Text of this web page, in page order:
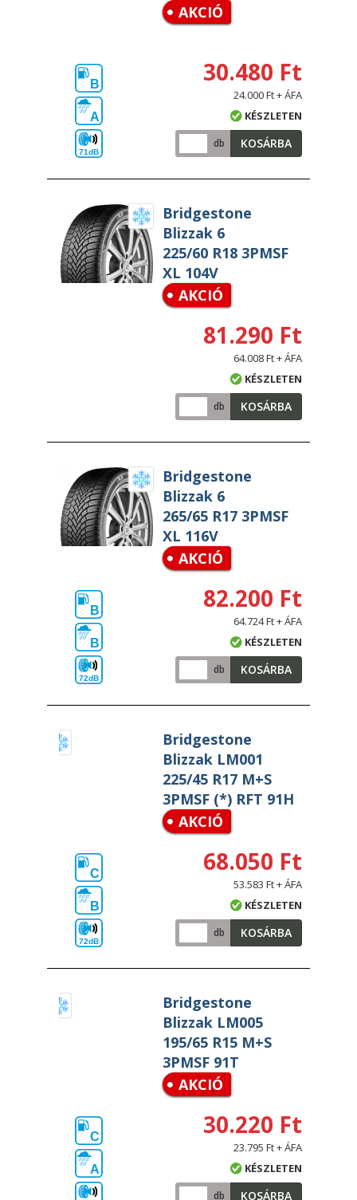
AKCIÓ
B
A
71dB
30.480 Ft
24.000 Ft + ÁFA
KÉSZLETEN
db KOSÁRBA
Bridgestone
Blizzak 6
225/60 R18 3PMSF
XL 104V
AKCIÓ
81.290 Ft
64.008 Ft + ÁFA
KÉSZLETEN
db KOSÁRBA
Bridgestone
Blizzak 6
265/65 R17 3PMSF
XL 116V
AKCIÓ
B
B
72dB
82.200 Ft
64.724 Ft + ÁFA
KÉSZLETEN
db KOSÁRBA
Bridgestone
Blizzak LM001
225/45 R17 M+S
3PMSF (*) RFT 91H
AKCIÓ
C
B
72dB
68.050 Ft
53.583 Ft + ÁFA
KÉSZLETEN
db KOSÁRBA
Bridgestone
Blizzak LM005
195/65 R15 M+S
3PMSF 91T
AKCIÓ
C
A
30.220 Ft
23.795 Ft + ÁFA
KÉSZLETEN
db KOSÁRBA